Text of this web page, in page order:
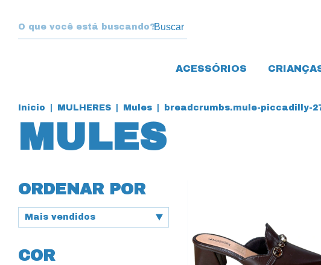
Buscar
ACESSÓRIOS
Início MULHERES Mules breadcrumbs.mule-piccadilly-
MULES
ORDENAR POR
COR